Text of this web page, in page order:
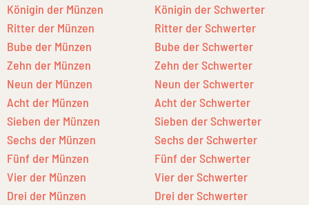
Königin der Münzen
Ritter der Münzen
Bube der Münzen
Zehn der Münzen
Neun der Münzen
Acht der Münzen
Sieben der Münzen
Sechs der Münzen
Fünf der Münzen
Vier der Münzen
Drei der Münzen
Königin der Schwerter
Ritter der Schwerter
Bube der Schwerter
Zehn der Schwerter
Neun der Schwerter
Acht der Schwerter
Sieben der Schwerter
Sechs der Schwerter
Fünf der Schwerter
Vier der Schwerter
Drei der Schwerter